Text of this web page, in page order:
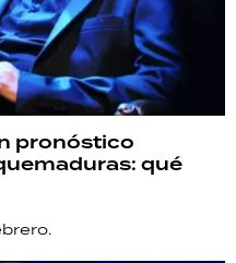
pronóstico
qué